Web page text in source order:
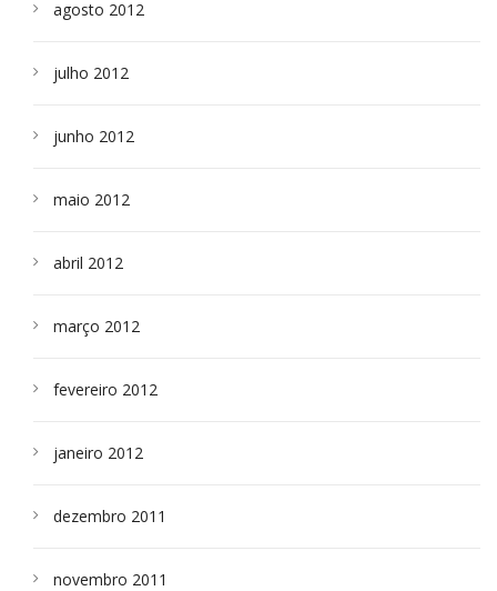
agosto 2012
julho 2012
junho 2012
maio 2012
abril 2012
março 2012
fevereiro 2012
janeiro 2012
dezembro 2011
novembro 2011